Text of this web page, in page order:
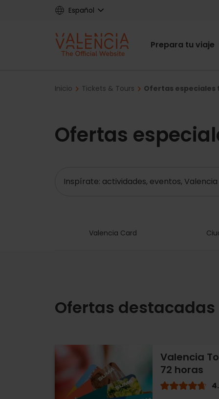
Español
Main
Prepara tu viaje
Breadcrumb
Inicio Tickets & Tours Ofertas
Ofertas
Valencia Card
Ofertas destacadas
Valencia
72 horas